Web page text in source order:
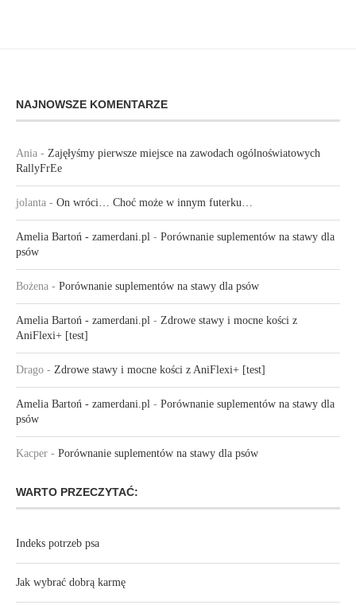
NAJNOWSZE KOMENTARZE
Ania - Zajęłyśmy pierwsze miejsce na zawodach ogólnoświatowych
RallyFrEe
jolanta - On wróci… Choć może w innym futerku…
Amelia Bartoń - zamerdani.pl - Porównanie suplementów na stawy dla
psów
Bożena - Porównanie suplementów na stawy dla psów
Amelia Bartoń - zamerdani.pl - Zdrowe stawy i mocne kości z
AniFlexi+ [test]
Drago - Zdrowe stawy i mocne kości z AniFlexi+ [test]
Amelia Bartoń - zamerdani.pl - Porównanie suplementów na stawy dla
psów
Kacper - Porównanie suplementów na stawy dla psów
WARTO PRZECZYTAĆ:
Indeks potrzeb psa
Jak wybrać dobrą karmę